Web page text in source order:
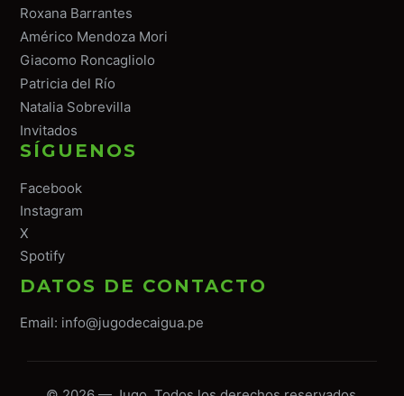
Roxana Barrantes
Américo Mendoza Mori
Giacomo Roncagliolo
Patricia del Río
Natalia Sobrevilla
Invitados
SÍGUENOS
Facebook
Instagram
X
Spotify
DATOS DE CONTACTO
Email: info@jugodecaigua.pe